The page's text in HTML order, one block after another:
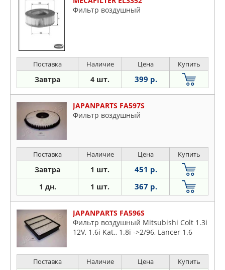
Фильтр воздушный
Поставка Наличие Цена Купить
Завтра 4 шт. 399 р.
JAPANPARTS FA597S
Фильтр воздушный
Поставка Наличие Цена Купить
Завтра 1 шт. 451 р.
1 дн. 1 шт. 367 р.
JAPANPARTS FA596S
Фильтр воздушный Mitsubishi Colt 1.3i
12V, 1.6i Kat., 1.8i ->2/96, Lancer 1.6
Поставка Наличие Цена Купить